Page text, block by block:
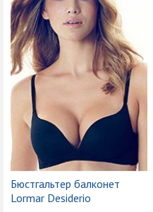
Бюстгальтер балконет
Lormar Desiderio